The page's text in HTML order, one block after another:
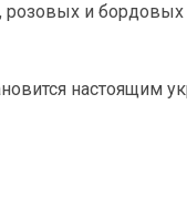
и
настоящим